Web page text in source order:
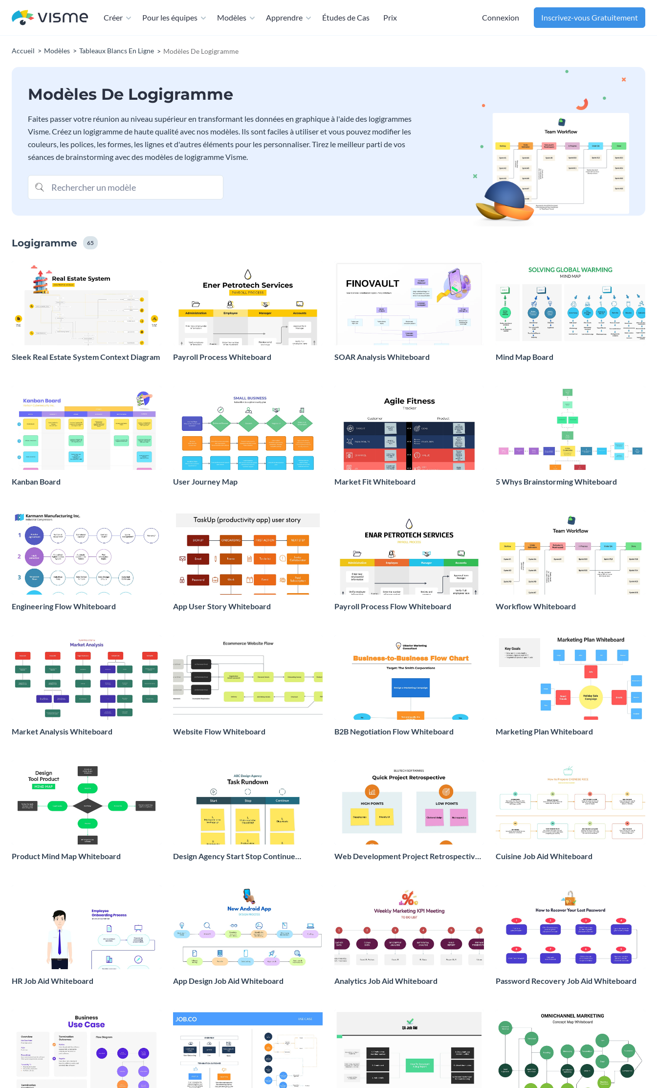
Créer Pour les équipes Modèles Apprendre Études de Cas Prix Connexion Inscrivez-vous Gratuitement
Accueil Modèles Tableaux Blancs En Ligne Modèles De Logigramme
Modèles De Logigramme
Faites passer votre réunion au niveau supérieur en transformant les données en graphique à l'aide des logigrammes
Visme. Créez un logigramme de haute qualité avec nos modèles. Ils sont faciles à utiliser et vous pouvez modifier les
couleurs, les polices, les formes, les lignes et d'autres éléments pour les personnaliser. Tirez le meilleur parti de vos
séances de brainstorming avec des modèles de logigramme Visme.
Logigramme 65
Sleek Real Estate System Context Diagram Payroll Process Whiteboard SOAR Analysis Whiteboard Mind Map Board
Kanban Board User Journey Map Market Fit Whiteboard 5 Whys Brainstorming Whiteboard
Engineering Flow Whiteboard App User Story Whiteboard Payroll Process Flow Whiteboard Workflow Whiteboard
Market Analysis Whiteboard Website Flow Whiteboard B2B Negotiation Flow Whiteboard Marketing Plan Whiteboard
Product Mind Map Whiteboard
Design Agency Start Stop Continue
Web Development Project Retrospective
Cuisine Job Aid Whiteboard
HR Job Aid Whiteboard App Design Job Aid Whiteboard Analytics Job Aid Whiteboard Password Recovery Job Aid Whiteboard